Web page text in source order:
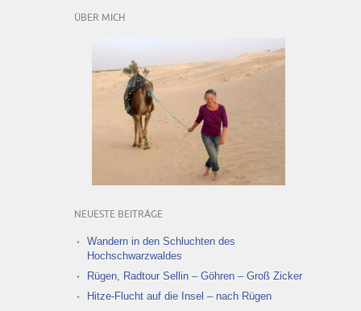
ÜBER MICH
NEUESTE BEITRÄGE
Wandern in den Schluchten des
Hochschwarzwaldes
Rügen, Radtour Sellin – Göhren – Groß Zicker
Hitze-Flucht auf die Insel – nach Rügen